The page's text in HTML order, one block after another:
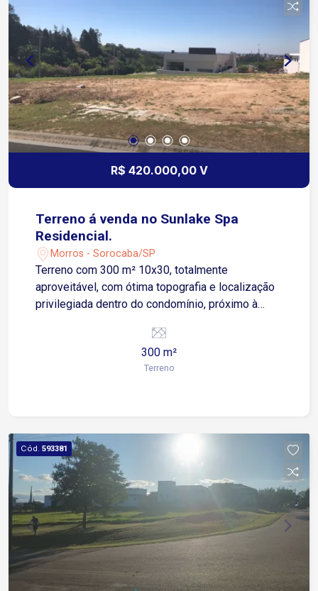
R$ 420.000,00 V
Terreno á venda no Sunlake Spa
Residencial.
Morros - Sorocaba/SP
Terreno com 300 m² 10x30, totalmente
aproveitável, com ótima topografia e localização
privilegiada dentro do condomínio, próximo à
metros de profundidade Terreno plano e bem
alto padrão
300 m²
Terreno
Cód. 593381